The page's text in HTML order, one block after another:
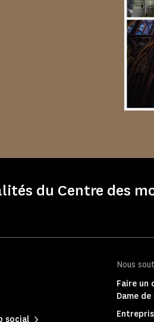
du Centre des
social
Nous
Faire un
Dame de